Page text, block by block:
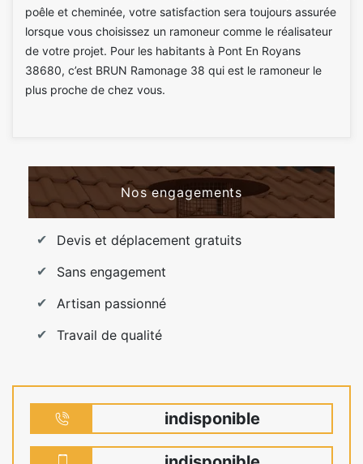
poêle et cheminée, votre satisfaction sera toujours assurée
lorsque vous choisissez un ramoneur comme le réalisateur
de votre projet. Pour les habitants à Pont En Royans
38680, c’est BRUN Ramonage 38 qui est le ramoneur le
plus proche de chez vous.
Nos engagements
Devis et déplacement gratuits
Sans engagement
Artisan passionné
Travail de qualité
indisponible